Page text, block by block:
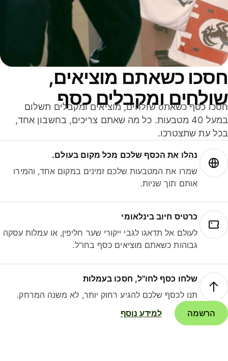
כשאתם מוציאים,
ומקבלים כסף
חסכו כסף כשאתo שולחים, מוציאים ומקבלים תשלום
במעל 40 מטבעות. כל מה שאתם צריכים, בחשבון אחד,
עת שתצטרכו.
נהלו את הכסף שלכם מכל מקום בעולם.
שמרו את המטבעות שלכם זמינים במקום אחד, והמירו
אותם תוך שניות.
כרטיס חיוב בינלאומי
לעולם אל תדאגו לגבי ייקורי שער חליפין, או עמלות עסקה
גבוהות כשאתם מוציאים כסף בחו"ל.
שלחו כסף לחו"ל, חסכו בעמלות
תנו לכסף שלכם להגיע רחוק יותר, לא משנה המרחק.
הרשמה
למידע נוסף